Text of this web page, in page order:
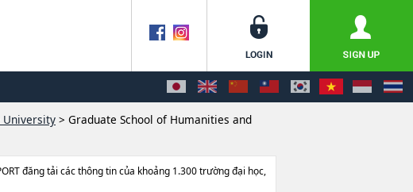
University > Graduate School of Humanities and
đăng tải các thông tin của khoảng 1.300 trường đại học,